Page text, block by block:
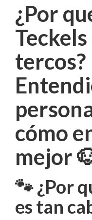
¿Por
tercos?
cómo
mejor
🐾¿Por
es tan